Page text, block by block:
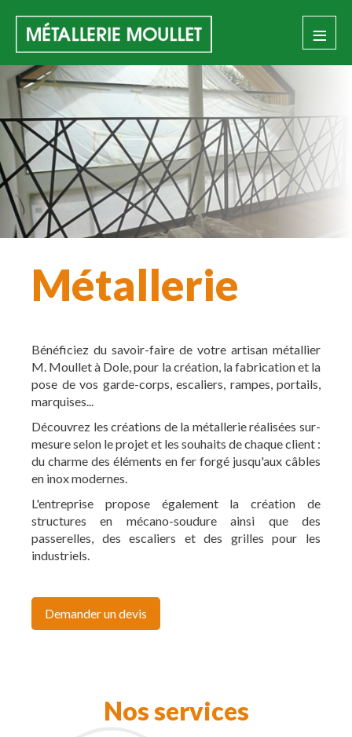
≡
Métallerie
Bénéficiez du savoir-faire de votre artisan métallier
M. Moullet à Dole, pour la création, la fabrication et la
pose de vos garde-corps, escaliers, rampes, portails,
marquises...
Découvrez les créations de la métallerie réalisées sur-
mesure selon le projet et les souhaits de chaque client :
du charme des éléments en fer forgé jusqu'aux câbles
en inox modernes.
L'entreprise propose également la création de
structures en mécano-soudure ainsi que des
passerelles, des escaliers et des grilles pour les
industriels.
Demander un devis